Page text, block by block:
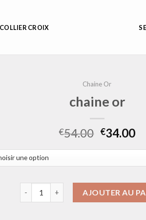
COLLIER CROIX
Chaine Or
chaine or
€54.00 €34.00
AJOUTER AU